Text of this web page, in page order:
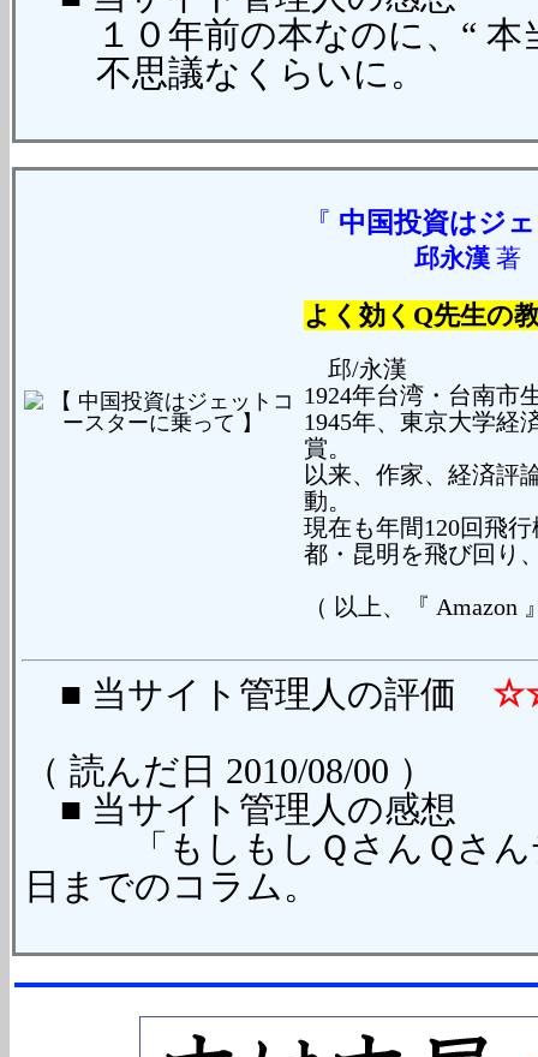
１０年前の本なのに、“ 本
不思議なくらいに。
『 中国投資はジ
邱永漢
よく効くQ先生の
邱/永漢
1924年台湾・台南市
1945年、東京大学経
賞。
以来、作家、経済評
動。
現在も年間120回飛
都・昆明を飛び回り
（ 以上、『 Amazon
■ 当サイト管理人の評価
（ 読んだ日 2010/08/00 ）
■ 当サイト管理人の感想
「もしもしＱさんＱさんデ
日までのコラム。